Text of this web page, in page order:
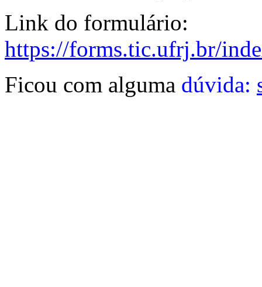
Link do formulário:
https://forms.tic.ufrj.br/
Ficou com alguma dúvida: